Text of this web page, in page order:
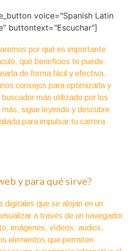
voice="Spanish Latin
buttontext="Escuchar"]
por qué es importante
qué beneficios te puede
de forma fácil y efectiva.
consejos para optimizarla y
más utilizado por los
sigue leyendo y descubre
para impulsar tu carrera
y para qué sirve?
digitales que se alojan en un
a través de un navegador
imágenes, vídeos, audios,
elementos que permiten